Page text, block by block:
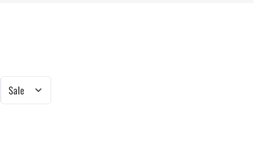
Sale